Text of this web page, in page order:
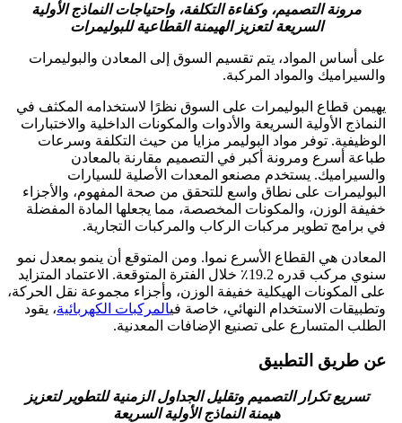
مرونة التصميم، وكفاءة التكلفة، واحتياجات النماذج الأولية
السريعة لتعزيز الهيمنة القطاعية للبوليمرات
على أساس المواد، يتم تقسيم السوق إلى المعادن والبوليمرات
والسيراميك والمواد المركبة.
يهيمن قطاع البوليمرات على السوق نظرًا لاستخدامه المكثف في
النماذج الأولية السريعة والأدوات والمكونات الداخلية والاختبارات
الوظيفية. توفر مواد البوليمر مزايا من حيث التكلفة وسرعات
طباعة أسرع ومرونة أكبر في التصميم مقارنة بالمعادن
والسيراميك. يستخدم مصنعو المعدات الأصلية للسيارات
البوليمرات على نطاق واسع للتحقق من صحة المفهوم، والأجزاء
خفيفة الوزن، والمكونات المخصصة، مما يجعلها المادة المفضلة
في برامج تطوير مركبات الركاب والمركبات التجارية.
المعادن هي القطاع الأسرع نموا. ومن المتوقع أن ينمو بمعدل نمو
سنوي مركب قدره 19.2٪ خلال الفترة المتوقعة. الاعتماد المتزايد
على المكونات الهيكلية خفيفة الوزن، وأجزاء مجموعة نقل الحركة،
وتطبيقات الاستخدام النهائي، خاصة فيالمركبات الكهربائية، يقود
الطلب المتسارع على تصنيع الإضافات المعدنية.
عن طريق التطبيق
تسريع تكرار التصميم وتقليل الجداول الزمنية للتطوير لتعزيز
هيمنة النماذج الأولية السريعة